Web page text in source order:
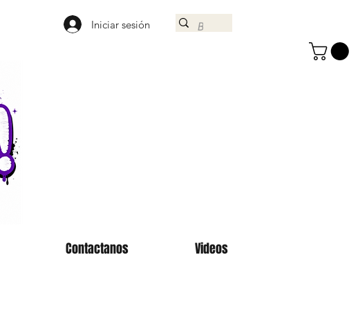
Iniciar sesión
Contactanos Videos